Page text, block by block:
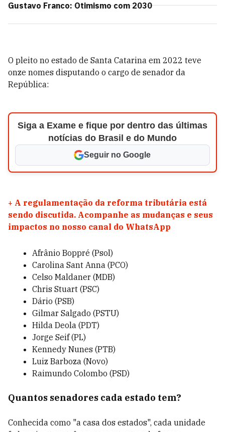
Gustavo Franco: Otimismo com 2030
O pleito no estado de Santa Catarina em 2022 teve
onze nomes disputando o cargo de senador da
República:
Siga a Exame e fique por dentro das últimas
notícias do Brasil e do Mundo
Seguir no Google
+ A regulamentação da reforma tributária está
sendo discutida. Acompanhe as mudanças e seus
impactos no nosso canal do WhatsApp
Afrânio Boppré (Psol)
Carolina Sant Anna (PCO)
Celso Maldaner (MDB)
Chris Stuart (PSC)
Dário (PSB)
Gilmar Salgado (PSTU)
Hilda Deola (PDT)
Jorge Seif (PL)
Kennedy Nunes (PTB)
Luiz Barboza (Novo)
Raimundo Colombo (PSD)
Quantos senadores cada estado tem?
Conhecida como "a casa dos estados", cada unidade